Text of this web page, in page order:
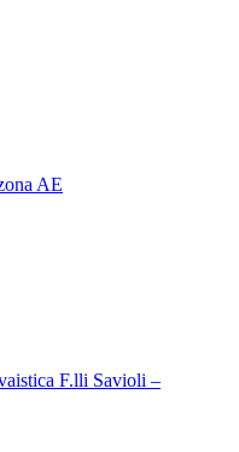
AE
F.lli Savioli –